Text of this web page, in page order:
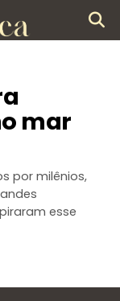
mar
por milênios,
esse